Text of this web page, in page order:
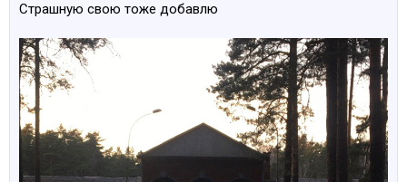
Страшную свою тоже добавлю